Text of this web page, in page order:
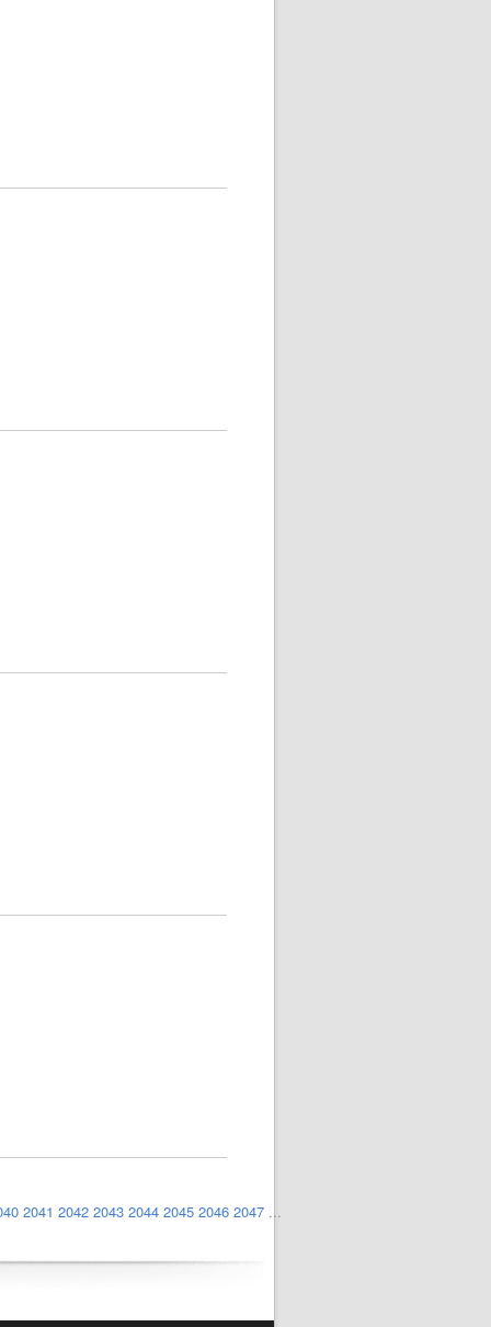
2041 2042 2043 2044 2045 2046 2047 ...